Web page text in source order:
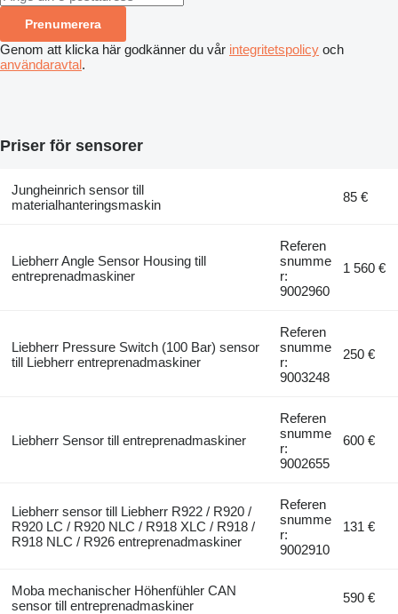
Prenumerera
Genom att klicka här godkänner du vår integritetspolicy och
användaravtal.
Priser för sensorer
Jungheinrich sensor till
materialhanteringsmaskin
85 €
Liebherr Angle Sensor Housing till
entreprenadmaskiner
Referen
snumme
r:
9002960
1 560 €
Liebherr Pressure Switch (100 Bar) sensor
till Liebherr entreprenadmaskiner
Referen
snumme
r:
9003248
250 €
Liebherr Sensor till entreprenadmaskiner
Referen
snumme
r:
9002655
600 €
Liebherr sensor till Liebherr R922 / R920 /
R920 LC / R920 NLC / R918 XLC / R918 /
R918 NLC / R926 entreprenadmaskiner
Referen
snumme
r:
9002910
131 €
Moba mechanischer Höhenfühler CAN
sensor till entreprenadmaskiner
590 €